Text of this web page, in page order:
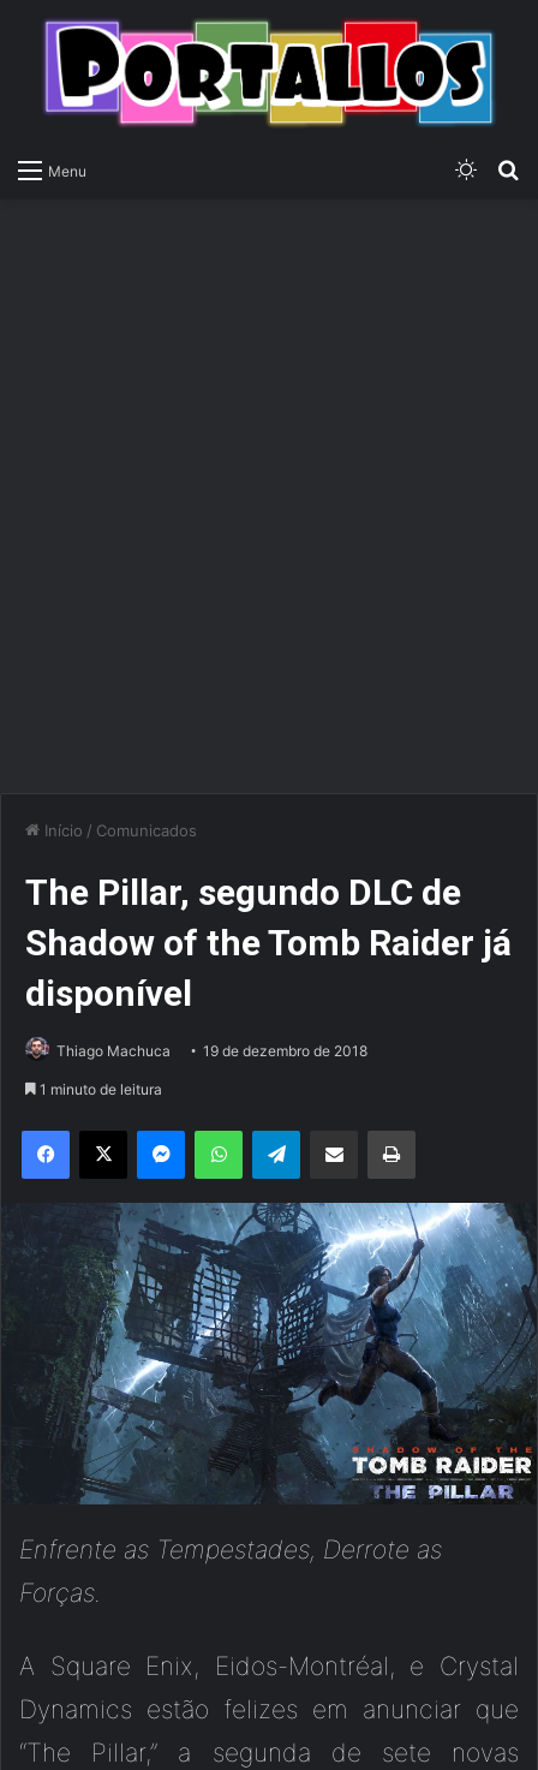
Menu
Início / Comunicados
The Pillar, segundo DLC de
Shadow of the Tomb Raider já
disponível
Thiago Machuca 19 de dezembro de 2018
1 minuto de leitura
Enfrente as Tempestades, Derrote as
Forças.
A Square Enix, Eidos-Montréal, e Crystal
Dynamics estão felizes em anunciar que
“The Pillar,” a segunda de sete novas